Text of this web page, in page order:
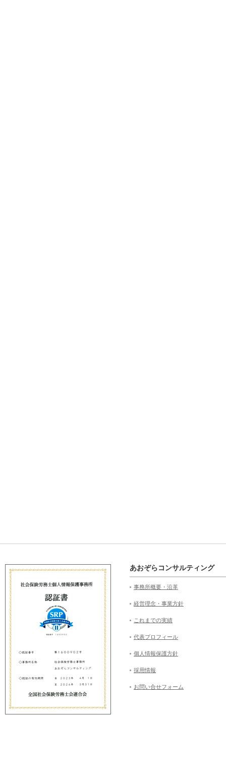
あおぞらコンサルティング
事務所概要・沿革
経営理念・事業方針
これまでの実績
代表プロフィール
個人情報保護方針
採用情報
お問い合せフォーム